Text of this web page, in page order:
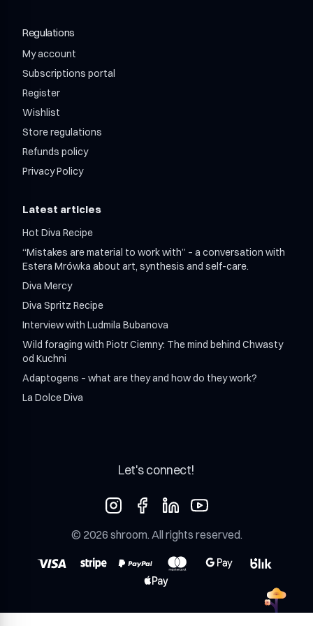
Shroom Mix 12 + 12 / month
Shroom Mix 24 + 24 / month
Regulations
My account
Subscriptions portal
Register
Wishlist
Store regulations
Refunds policy
Privacy Policy
Latest articles
Hot Diva Recipe
“Mistakes are material to work with” – a conversation with
Estera Mrówka about art, synthesis and self-care.
Diva Mercy
Diva Spritz Recipe
Interview with Ludmila Bubanova
Wild foraging with Piotr Ciemny: The mind behind Chwasty
od Kuchni
Adaptogens – what are they and how do they work?
La Dolce Diva
Let's connect!
© 2026 shroom. All rights reserved.